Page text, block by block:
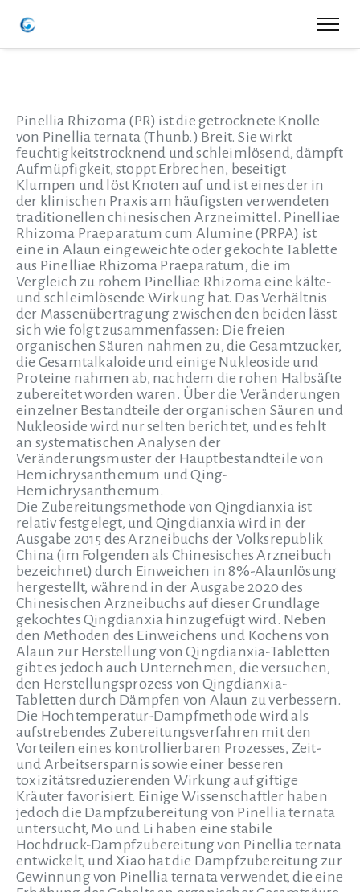
Pinellia Rhizoma (PR) ist die getrocknete Knolle
von Pinellia ternata (Thunb.) Breit. Sie wirkt
feuchtigkeitstrocknend und schleimlösend, dämpft
Aufmüpfigkeit, stoppt Erbrechen, beseitigt
Klumpen und löst Knoten auf und ist eines der in
der klinischen Praxis am häufigsten verwendeten
traditionellen chinesischen Arzneimittel. Pinelliae
Rhizoma Praeparatum cum Alumine (PRPA) ist
eine in Alaun eingeweichte oder gekochte Tablette
aus Pinelliae Rhizoma Praeparatum, die im
Vergleich zu rohem Pinelliae Rhizoma eine kälte-
und schleimlösende Wirkung hat. Das Verhältnis
der Massenübertragung zwischen den beiden lässt
sich wie folgt zusammenfassen: Die freien
organischen Säuren nahmen zu, die Gesamtzucker,
die Gesamtalkaloide und einige Nukleoside und
Proteine nahmen ab, nachdem die rohen Halbsäfte
zubereitet worden waren. Über die Veränderungen
einzelner Bestandteile der organischen Säuren und
Nukleoside wird nur selten berichtet, und es fehlt
an systematischen Analysen der
Veränderungsmuster der Hauptbestandteile von
Hemichrysanthemum und Qing-
Hemichrysanthemum.
Die Zubereitungsmethode von Qingdianxia ist
relativ festgelegt, und Qingdianxia wird in der
Ausgabe 2015 des Arzneibuchs der Volksrepublik
China (im Folgenden als Chinesisches Arzneibuch
bezeichnet) durch Einweichen in 8%-Alaunlösung
hergestellt, während in der Ausgabe 2020 des
Chinesischen Arzneibuchs auf dieser Grundlage
gekochtes Qingdianxia hinzugefügt wird. Neben
den Methoden des Einweichens und Kochens von
Alaun zur Herstellung von Qingdianxia-Tabletten
gibt es jedoch auch Unternehmen, die versuchen,
den Herstellungsprozess von Qingdianxia-
Tabletten durch Dämpfen von Alaun zu verbessern.
Die Hochtemperatur-Dampfmethode wird als
aufstrebendes Zubereitungsverfahren mit den
Vorteilen eines kontrollierbaren Prozesses, Zeit-
und Arbeitsersparnis sowie einer besseren
toxizitätsreduzierenden Wirkung auf giftige
Kräuter favorisiert. Einige Wissenschaftler haben
jedoch die Dampfzubereitung von Pinellia ternata
untersucht, Mo und Li haben eine stabile
Hochdruck-Dampfzubereitung von Pinellia ternata
entwickelt, und Xiao hat die Dampfzubereitung zur
Gewinnung von Pinellia ternata verwendet, die eine